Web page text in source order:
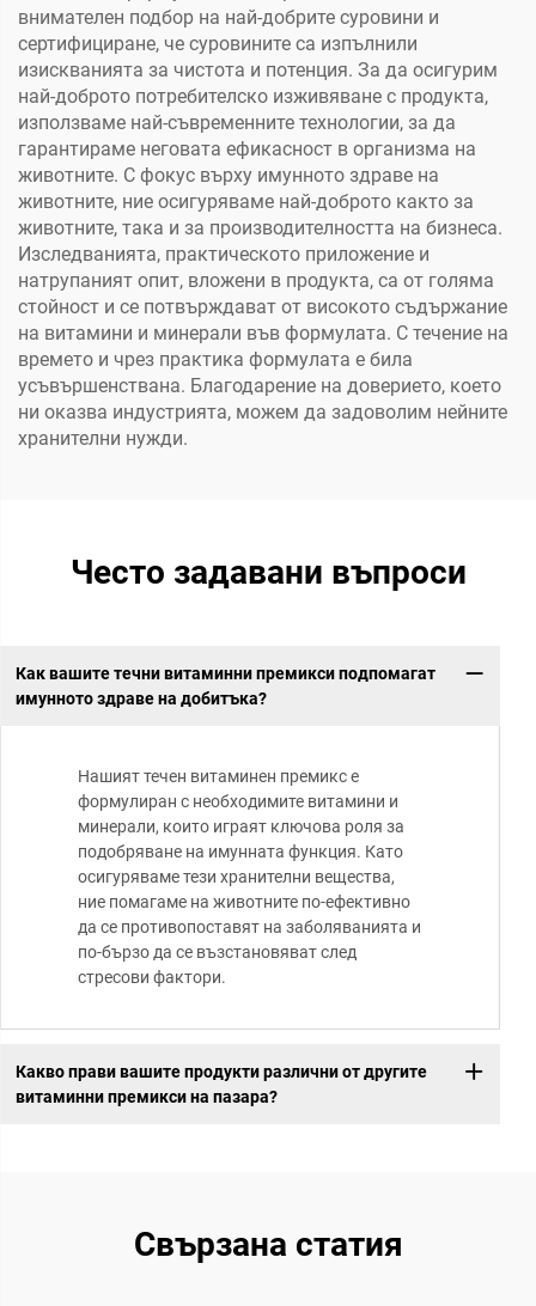
внимателен подбор на най-добрите суровини и
сертифициране, че суровините са изпълнили
изискванията за чистота и потенция. За да осигурим
най-доброто потребителско изживяване с продукта,
използваме най-съвременните технологии, за да
гарантираме неговата ефикасност в организма на
животните. С фокус върху имунното здраве на
животните, ние осигуряваме най-доброто както за
животните, така и за производителността на бизнеса.
Изследванията, практическото приложение и
натрупаният опит, вложени в продукта, са от голяма
стойност и се потвърждават от високото съдържание
на витамини и минерали във формулата. С течение на
времето и чрез практика формулата е била
усъвършенствана. Благодарение на доверието, което
ни оказва индустрията, можем да задоволим нейните
хранителни нужди.
Често задавани въпроси
Как вашите течни витаминни премикси подпомагат
имунното здраве на добитъка?
Нашият течен витаминен премикс е
формулиран с необходимите витамини и
минерали, които играят ключова роля за
подобряване на имунната функция. Като
осигуряваме тези хранителни вещества,
ние помагаме на животните по-ефективно
да се противопоставят на заболяванията и
по-бързо да се възстановяват след
стресови фактори.
Какво прави вашите продукти различни от другите
витаминни премикси на пазара?
Свързана статия